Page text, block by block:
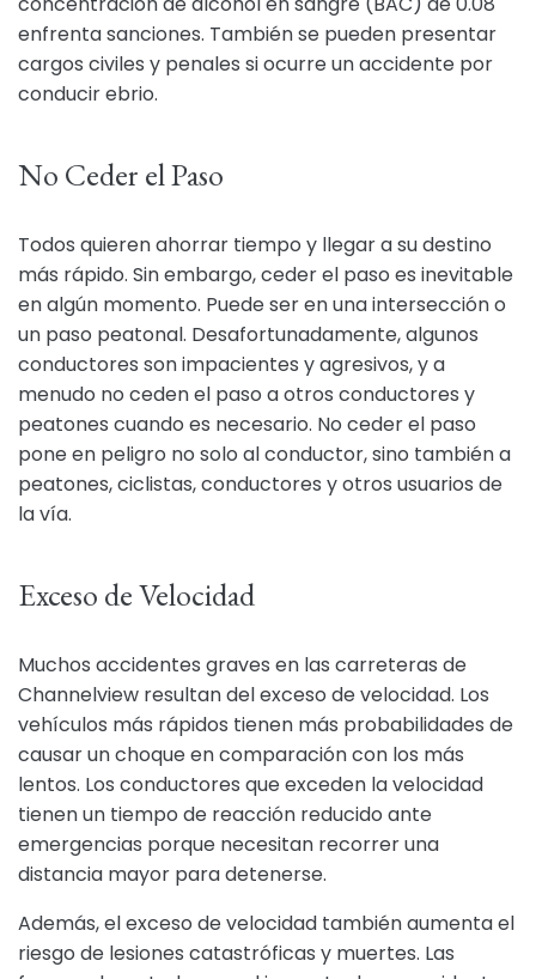
enfrenta sanciones. También se pueden presentar
cargos civiles y penales si ocurre un accidente por
conducir ebrio.
No Ceder el Paso
Todos quieren ahorrar tiempo y llegar a su destino
más rápido. Sin embargo, ceder el paso es inevitable
en algún momento. Puede ser en una intersección o
un paso peatonal. Desafortunadamente, algunos
conductores son impacientes y agresivos, y a
menudo no ceden el paso a otros conductores y
peatones cuando es necesario. No ceder el paso
pone en peligro no solo al conductor, sino también a
peatones, ciclistas, conductores y otros usuarios de
la vía.
Exceso de Velocidad
Muchos accidentes graves en las carreteras de
Channelview resultan del exceso de velocidad. Los
vehículos más rápidos tienen más probabilidades de
causar un choque en comparación con los más
lentos. Los conductores que exceden la velocidad
tienen un tiempo de reacción reducido ante
emergencias porque necesitan recorrer una
distancia mayor para detenerse.
Además, el exceso de velocidad también aumenta el
riesgo de lesiones catastróficas y muertes. Las